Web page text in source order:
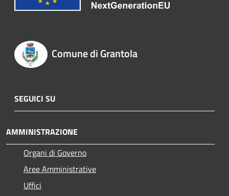
Comune di Grantola
SEGUICI SU
AMMINISTRAZIONE
Organi di Governo
Aree Amministrative
Uffici